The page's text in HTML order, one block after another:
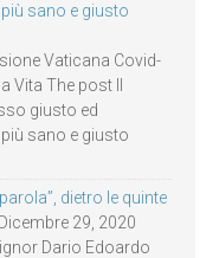
sano e giusto
Vaticana Covid-
Vita The post Il
giusto ed
sano e giusto
dietro le quinte
Dicembre 29, 2020
Dario Edoardo